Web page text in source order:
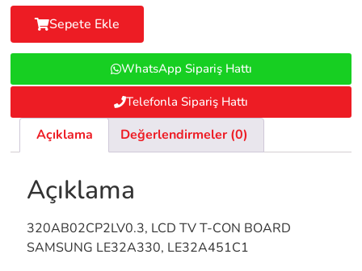
Sepete Ekle
WhatsApp Sipariş Hattı
Telefonla Sipariş Hattı
Açıklama Değerlendirmeler (0)
Açıklama
320AB02CP2LV0.3, LCD TV T-CON BOARD
SAMSUNG LE32A330, LE32A451C1